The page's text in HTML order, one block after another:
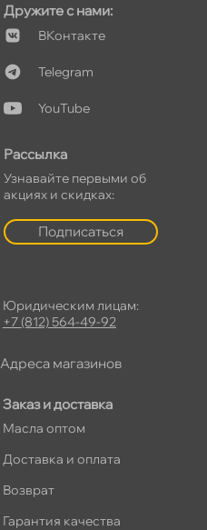
Заказ и доставка
Масла оптом
Доставка и оплата
озврат
Гарантия качества
Дружите с нами:
Контакте
Telegram
YouTube
Рассылка
Узнавайте первыми о
акциях и скидках:
Подписаться
Юридическим лицам:
+7 (812) 564-49-92
Адреса магазино